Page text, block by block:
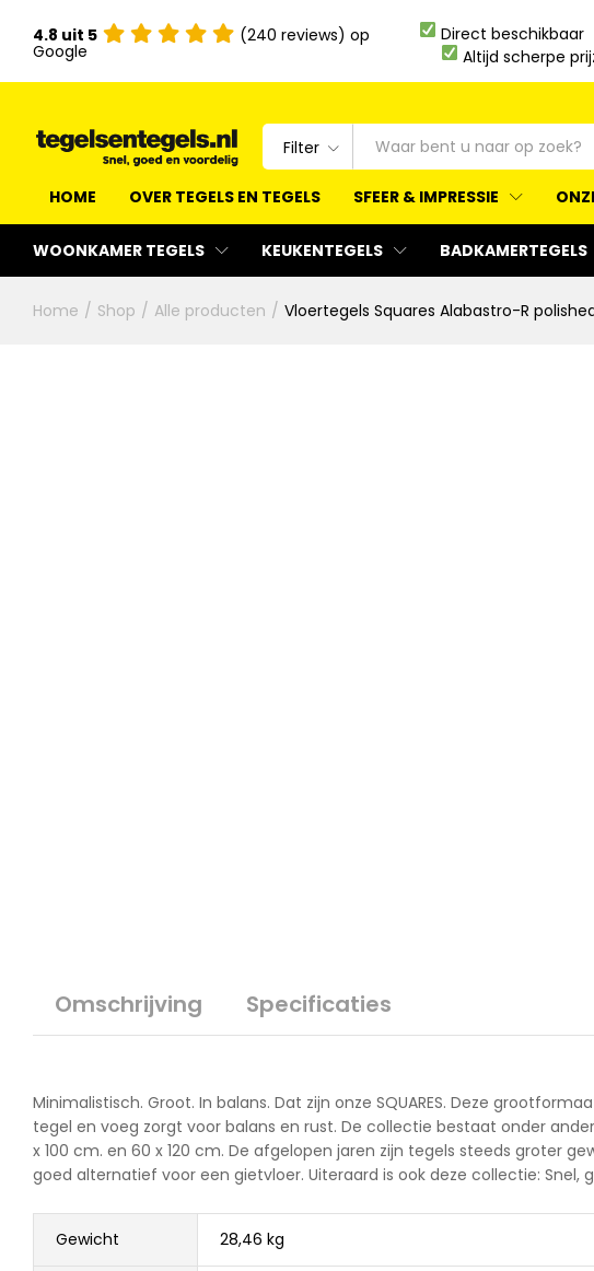
4.8 uit 5 (240 reviews) op
Google
Direct beschikbaar
Altijd scherpe
Filter
HOME OVER TEGELS EN TEGELS SFEER & IMPRESSIE
WOONKAMER TEGELS KEUKENTEGELS BADKAMERTEGELS
Home / Shop / Alle producten / Vloertegels Squares Alabastro-R
Omschrijving Specificaties
Minimalistisch. Groot. In balans. Dat zijn onze SQUARES. Deze
tegel en voeg zorgt voor balans en rust. De collectie bestaat onder
x 100 cm. en 60 x 120 cm. De afgelopen jaren zijn tegels steeds groter
goed alternatief voor een gietvloer. Uiteraard is ook deze collectie: Snel,
Gewicht 28,46 kg